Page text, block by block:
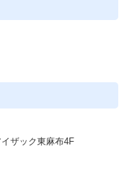
ザック東麻布4F